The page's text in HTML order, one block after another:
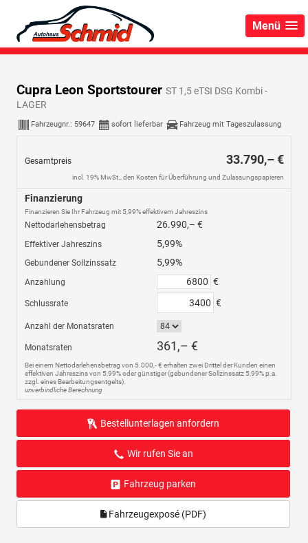
Menü
Cupra Leon Sportstourer ST 1,5 eTSI DSG Kombi -
LAGER
Fahrzeugnr.: 59647 sofort lieferbar Fahrzeug mit Tageszulassung
Gesamtpreis 33.790,– €
incl. 19% MwSt., den Kosten für Überführung und Zulassungspapieren
Finanzierung
Finanzieren Sie Ihr Fahrzeug mit 5,99% effektivem Jahreszins
Nettodarlehensbetrag 26.990,– €
Effektiver Jahreszins 5,99%
Gebundener Sollzinssatz 5,99%
Anzahlung €
Schlussrate €
Anzahl der Monatsraten
Monatsraten 361,– €
Bei einem Nettodarlehensbetrag von 5.000,- € erhalten zwei Drittel der Kunden einen
effektiven Jahreszins von 5,99% oder günstiger (gebundener Sollzinssatz 5,99% p.a.
zzgl. eines Bearbeitungsentgelts).
unverbindliche Berechnung
Bestellunterlagen anfordern
Wir rufen Sie an
Fahrzeug parken
Fahrzeugexposé (PDF)